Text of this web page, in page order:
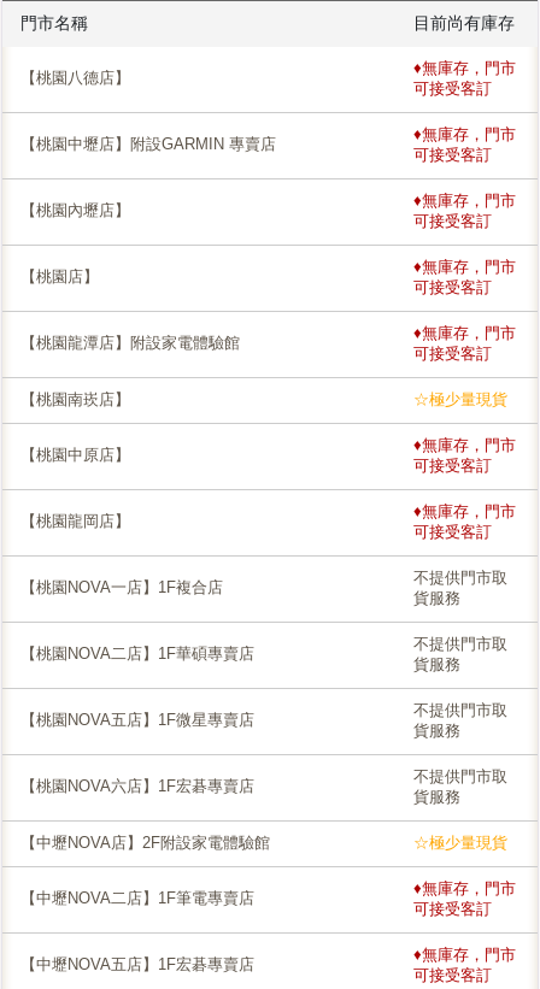
門市名稱 目前尚有庫存
【桃園八德店】
♦無庫存，門市
可接受客訂
【桃園中壢店】附設GARMIN 專賣店
♦無庫存，門市
可接受客訂
【桃園內壢店】
♦無庫存，門市
可接受客訂
【桃園店】
♦無庫存，門市
可接受客訂
【桃園龍潭店】附設家電體驗館
♦無庫存，門市
可接受客訂
【桃園南崁店】 ☆極少量現貨
【桃園中原店】
♦無庫存，門市
可接受客訂
【桃園龍岡店】
♦無庫存，門市
可接受客訂
【桃園NOVA一店】1F複合店
不提供門市取
貨服務
【桃園NOVA二店】1F華碩專賣店
不提供門市取
貨服務
【桃園NOVA五店】1F微星專賣店
不提供門市取
貨服務
【桃園NOVA六店】1F宏碁專賣店
不提供門市取
貨服務
【中壢NOVA店】2F附設家電體驗館 ☆極少量現貨
【中壢NOVA二店】1F筆電專賣店
♦無庫存，門市
可接受客訂
【中壢NOVA五店】1F宏碁專賣店
♦無庫存，門市
可接受客訂